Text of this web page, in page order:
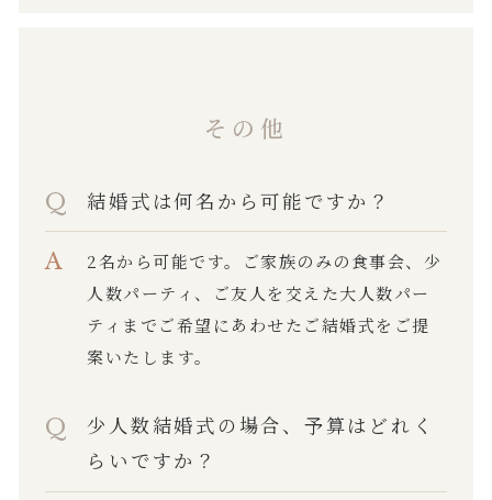
その他
結婚式は何名から可能ですか？
2名から可能です。ご家族のみの食事会、少
人数パーティ、ご友人を交えた大人数パー
ティまでご希望にあわせたご結婚式をご提
案いたします。
少人数結婚式の場合、予算はどれく
らいですか？